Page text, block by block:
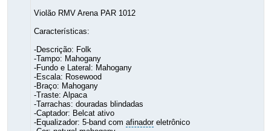
Violão RMV Arena PAR 1012
Características:
-Descrição: Folk
-Tampo: Mahogany
-Fundo e Lateral: Mahogany
-Escala: Rosewood
-Braço: Mahogany
-Traste: Alpaca
-Tarrachas: douradas blindadas
-Captador: Belcat ativo
-Equalizador: 5-band com afinadoreletrônico